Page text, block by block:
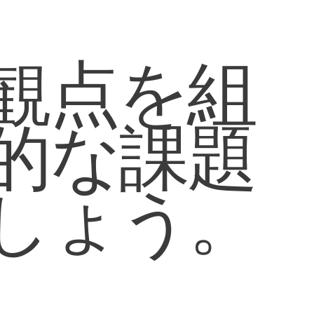
点を組
な課題
ょう。